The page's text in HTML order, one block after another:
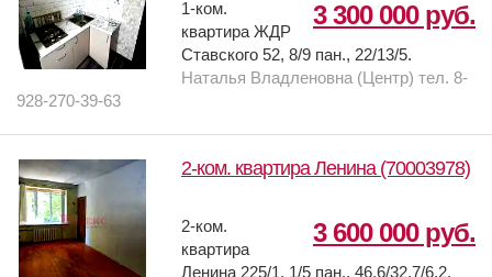
3 300 000 руб.
1-ком.
квартира ЖДР
Ставского 52, 8/9 пан., 22/13/5.
Наталья Владленовна (Центр) тел. 8-
928-270-39-63
2-ком. квартира Ленина (70003978)
3 600 000 руб.
2-ком.
квартира
Ленина 225/1, 1/5 пан., 46,6/32,7/6,2.